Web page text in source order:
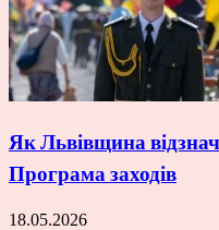
Як Львівщина
Програма заходів
18.05.2026